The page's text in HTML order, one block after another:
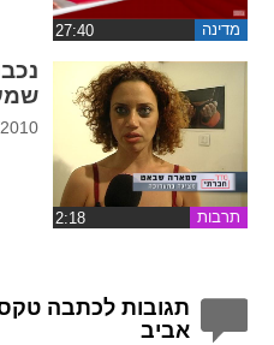
מדינה
תרבות
| 11:54
תגובות לכתבה
אביב